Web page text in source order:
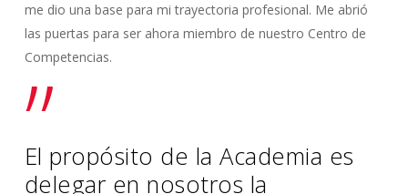
me dio una base para mi trayectoria profesional. Me abrió
las puertas para ser ahora miembro de nuestro Centro de
Competencias.
”
El propósito de la Academia es
delegar en nosotros la